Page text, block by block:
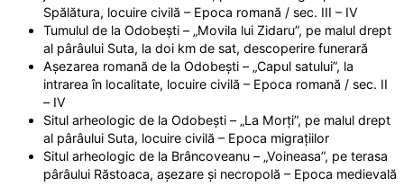
Spălătura, locuire civilă – Epoca romană / sec. III – IV
Tumulul de la Odobești – „Movila lui Zidaru”, pe malul drept
al pârâului Suta, la doi km de sat, descoperire funerară
Așezarea romană de la Odobești – „Capul satului”, la
intrarea în localitate, locuire civilă – Epoca romană / sec. II
– IV
Situl arheologic de la Odobești – „La Morți”, pe malul drept
al pârâului Suta, locuire civilă – Epoca migrațiilor
Situl arheologic de la Brâncoveanu – „Voineasa”, pe terasa
pârâului Răstoaca, așezare și necropolă – Epoca medievală